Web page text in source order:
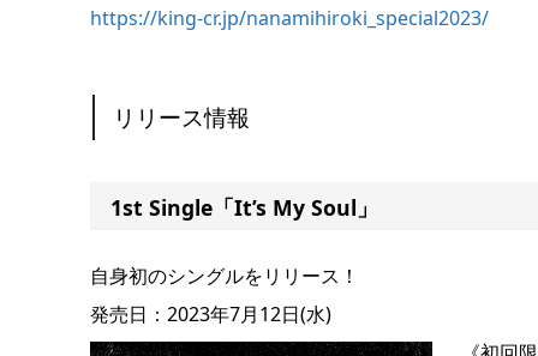
https://king-cr.jp/nanamihiroki_special2023/
リリース情報
1st Single「It’s My Soul」
自身初のシングルをリリース！
発売日：2023年7月12日(水)